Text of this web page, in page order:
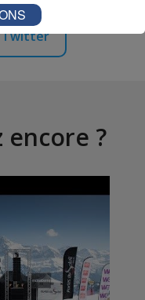
Twitter
encore ?